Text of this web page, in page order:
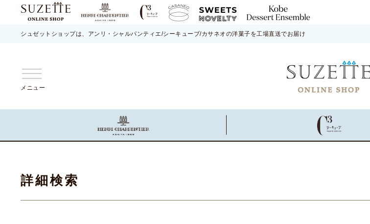
シュゼットショップは、アンリ・シャルパンティエ/シーキューブ/カサネオの洋菓子を工場直送でお届け
メニュー
詳細検索